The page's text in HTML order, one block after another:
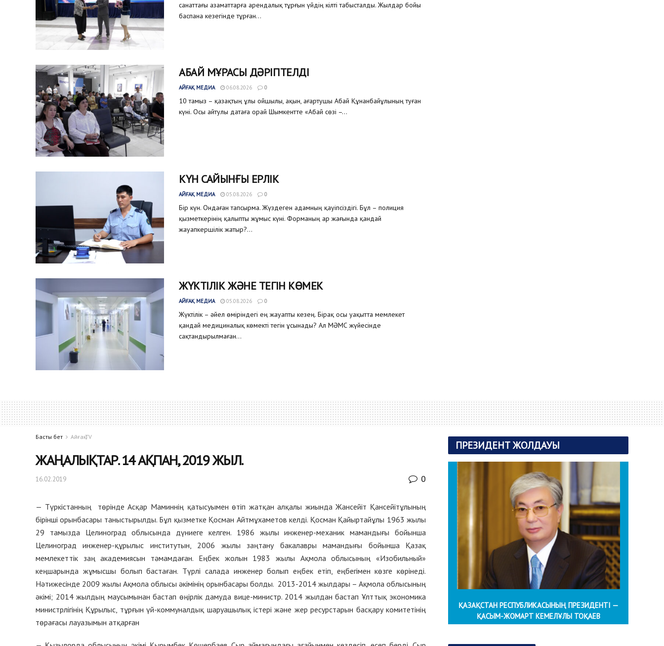
санаттағы азаматтарға арендалық тұрғын үйдің кілті табысталды. Жылдар бойы
баспана кезегінде тұрған...
АБАЙ МҰРАСЫ ДӘРІПТЕЛДІ
АЙҒАҚ МЕДИА 06.08.2026 0
10 тамыз – қазақтың ұлы ойшылы, ақын, ағартушы Абай Құнанбайұлының туған
күні. Осы айтулы датаға орай Шымкентте «Абай сөзі –...
КҮН САЙЫНҒЫ ЕРЛІК
АЙҒАҚ МЕДИА 05.08.2026 0
Бір күн. Ондаған тапсырма. Жүздеген адамның қауіпсіздігі. Бұл – полиция
қызметкерінің қалыпты жұмыс күні. Форманың ар жағында қандай
жауапкершілік жатыр?...
ЖҮКТІЛІК ЖӘНЕ ТЕГІН КӨМЕК
АЙҒАҚ МЕДИА 05.08.2026 0
Жүктілік – әйел өміріндегі ең жауапты кезең. Бірақ осы уақытта мемлекет
қандай медициналық көмекті тегін ұсынады? Ал МӘМС жүйесінде
сақтандырылмаған...
Басты бет Айғақ TV
ЖАҢАЛЫҚТАР. 14 АҚПАН, 2019 ЖЫЛ.
16.02.2019 0
— Түркістанның төрінде Асқар Маминнің қатысуымен өтіп жатқан алқалы жиында Жансейіт Қансейітұлының
бірінші орынбасары таныстырылды. Бұл қызметке Қосман Айтмұхаметов келді. Қосман Қайыртайұлы 1963 жылы
29 тамызда Целиноград облысында дүниеге келген. 1986 жылы инженер-механик мамандығы бойынша
Целиноград инженер-құрылыс институтын, 2006 жылы заңтану бакалавры мамандығы бойынша Қазақ
мемлекеттік заң академиясын тәмамдаған. Еңбек жолын 1983 жылы Ақмола облысының «Изобильный»
кеңшарында жұмысшы болып бастаған. Түрлі салада инженер болып еңбек етіп, еңбегімен көзге көрінеді.
Нәтижесінде 2009 жылы Ақмола облысы әкімінің орынбасары болды. 2013-2014 жылдары – Ақмола облысының
әкімі; 2014 жылдың маусымынан бастап өңірлік дамуда вице-министр. 2014 жылдан бастап Ұлттық экономика
министрлігінің Құрылыс, тұрғын үй-коммуналдық шаруашылық істері және жер ресурстарын басқару комитетінің
төрағасы лауазымын атқарған
ПРЕЗИДЕНТ ЖОЛДАУЫ
ҚАЗАҚСТАН РЕСПУБЛИКАСЫНЫҢ ПРЕЗИДЕНТІ —
ҚАСЫМ-ЖОМАРТ КЕМЕЛҰЛЫ ТОҚАЕВ